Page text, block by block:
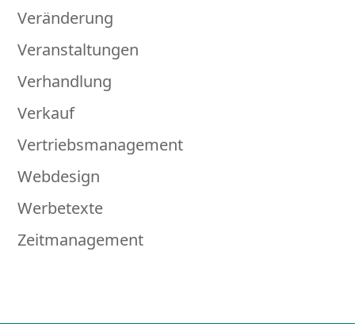
Veränderung
Veranstaltungen
Verhandlung
Verkauf
Vertriebsmanagement
Webdesign
Werbetexte
Zeitmanagement